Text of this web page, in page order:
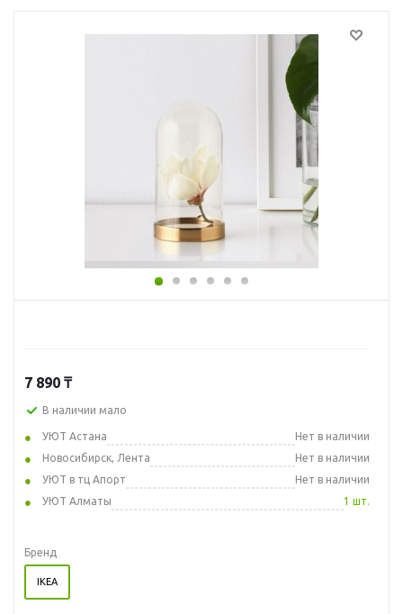
7 890 ₸
В наличии мало
УЮТ Астана
Нет в наличии
Новосибирск, Лента
Нет в наличии
УЮТ в тц Апорт
Нет в наличии
УЮТ Алматы
1 шт.
Бренд
IKEA